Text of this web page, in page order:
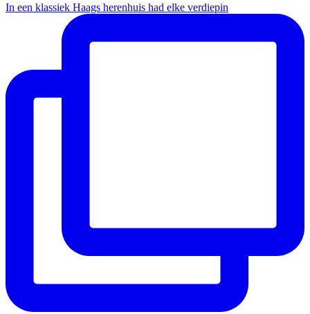
In een klassiek Haags herenhuis had elke verdiepin